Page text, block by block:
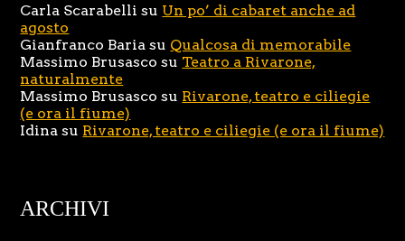
Carla Scarabelli su Un po’ di cabaret anche ad
agosto
Gianfranco Baria su Qualcosa di memorabile
Massimo Brusasco su Teatro a Rivarone,
naturalmente
Massimo Brusasco su Rivarone, teatro e ciliegie
(e ora il fiume)
Idina su Rivarone, teatro e ciliegie (e ora il fiume)
ARCHIVI